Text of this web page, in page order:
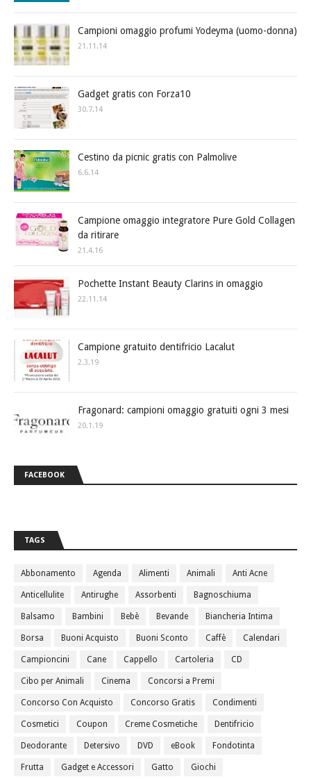
Campioni omaggio profumi Yodeyma (uomo-donna)
21.11.14
Gadget gratis con Forza10
30.7.14
Cestino da picnic gratis con Palmolive
6.6.14
Campione omaggio integratore Pure Gold Collagen
da ritirare
21.4.16
Pochette Instant Beauty Clarins in omaggio
22.11.14
Campione gratuito dentifricio Lacalut
2.3.19
Fragonard: campioni omaggio gratuiti ogni 3 mesi
20.1.19
FACEBOOK
TAGS
Abbonamento Agenda Alimenti Animali Anti Acne
Anticellulite Antirughe Assorbenti Bagnoschiuma
Balsamo Bambini Bebè Bevande Biancheria Intima
Borsa Buoni Acquisto Buoni Sconto Caffè Calendari
Campioncini Cane Cappello Cartoleria CD
Cibo per Animali Cinema Concorsi a Premi
Concorso Con Acquisto Concorso Gratis Condimenti
Cosmetici Coupon Creme Cosmetiche Dentifricio
Deodorante Detersivo DVD eBook Fondotinta
Frutta Gadget e Accessori Gatto Giochi